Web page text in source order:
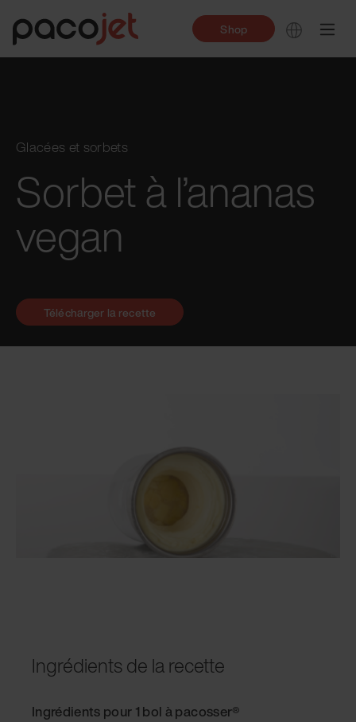
Shop
Glacées et sorbets
Sorbet à l’ananas
vegan
Ingrédients de la recette
Ingrédients pour 1 bol à pacosser®
Télécharger la recette